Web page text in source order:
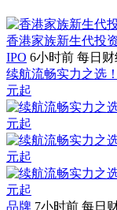
香港家族新生代投
IPO 6小时前 每日财
续航流畅实力之选
元起
品牌 7小时前 每日